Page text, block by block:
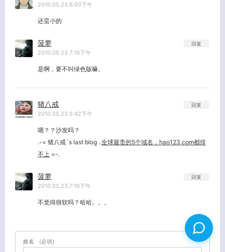
2010.05.23 6:00下午
还蛮小的
菠萝
2010.05.23 7:16下午
是啊，要不叫绿色版嘛。
回复
猪八戒
2010.05.23 5:42下午
嗯？？沙发吗？
.-= 猪八戒´s last blog ..全球最贵的5个域名，hao123.com都排
不上 =-.
回复
菠萝
2010.05.23 7:16下午
不觉得很软吗？哈哈。。。
回复
姓名 (必填)